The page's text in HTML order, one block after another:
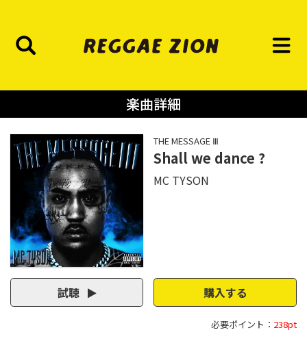
楽曲詳細
THE MESSAGE Ⅲ
Shall we dance ?
MC TYSON
試聴 購入する
必要ポイント： 238pt